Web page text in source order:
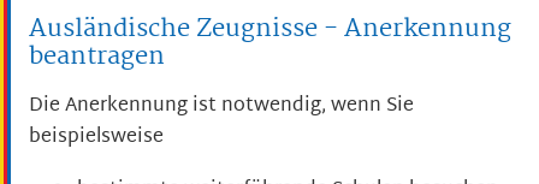
Ausländische Zeugnisse - Anerkennung
beantragen
Die Anerkennung ist notwendig, wenn Sie
beispielsweise